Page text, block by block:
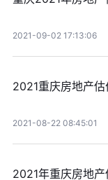
2021-09-02 17:13:06
2021重庆房地产
2021-08-22 08:45:01
2021年重庆房地